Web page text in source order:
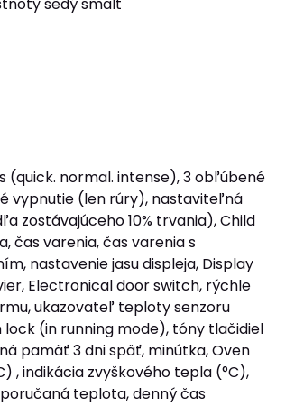
šedý smalt
(quick. normal. intense), 3 obľúbené
vypnutie (len rúry), nastaviteľná
zostávajúceho 10% trvania), Child
čas varenia, čas varenia s
nastavenie jasu displeja, Display
Electronical door switch, rýchle
ukazovateľ teploty senzoru
lock (in running mode), tóny tlačidiel
pamäť 3 dni späť, minútka, Oven
indikácia zvyškového tepla (°C),
teplota, denný čas